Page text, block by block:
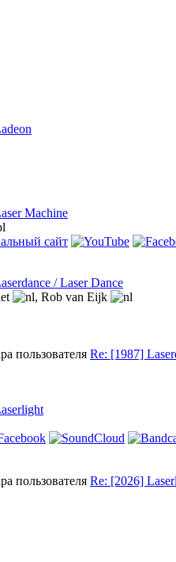
Machine
/ Laser Dance
, Rob van Eijk
Re: [1987]
Re: [2026]